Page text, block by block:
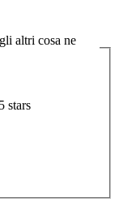
altri cosa ne
5 stars